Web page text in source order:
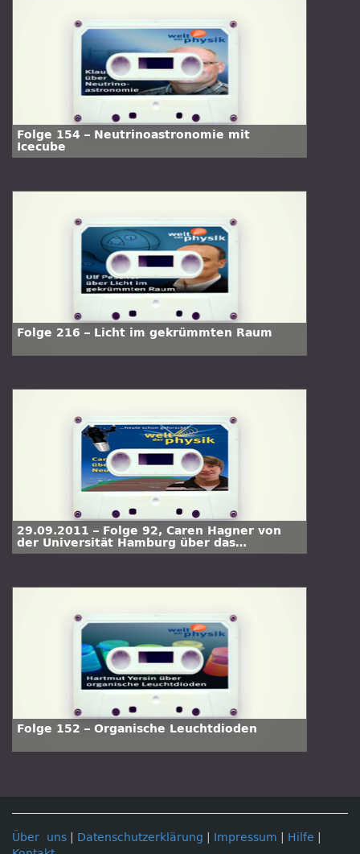
Folge 154 – Neutrinoastronomie mit
Icecube
Folge 216 – Licht im gekrümmten Raum
29.09.2011 – Folge 92, Caren Hagner von
der Universität Hamburg über das
Experiment, in dem Neutrinos vielleicht
Folge 152 – Organische Leuchtdioden
Über uns Datenschutzerklärung Impressum Hilfe